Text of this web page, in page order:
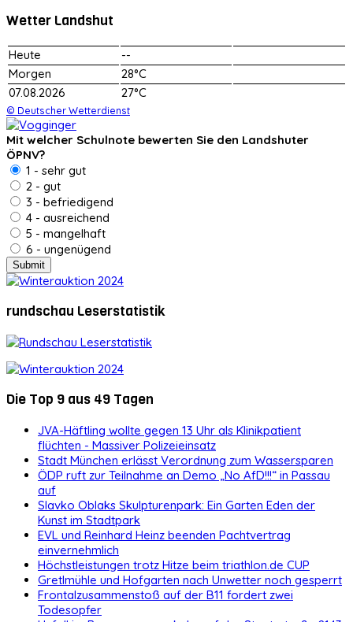
Wetter Landshut
Heute
--
Morgen
28°C
07.08.2026
27°C
© Deutscher Wetterdienst
Mit welcher Schulnote bewerten Sie den Landshuter
ÖPNV?
1 - sehr gut
2 - gut
3 - befriedigend
4 - ausreichend
5 - mangelhaft
6 - ungenügend
rundschau Leserstatistik
Die Top 9 aus 49 Tagen
JVA-Häftling wollte gegen 13 Uhr als Klinikpatient
flüchten - Massiver Polizeieinsatz
Stadt München erlässt Verordnung zum Wassersparen
ÖDP ruft zur Teilnahme an Demo „No AfD!!!“ in Passau
auf
Slavko Oblaks Skulpturenpark: Ein Garten Eden der
Kunst im Stadtpark
EVL und Reinhard Heinz beenden Pachtvertrag
einvernehmlich
Höchstleistungen trotz Hitze beim triathlon.de CUP
Gretlmühle und Hofgarten nach Unwetter noch gesperrt
Frontalzusammenstoß auf der B11 fordert zwei
Todesopfer